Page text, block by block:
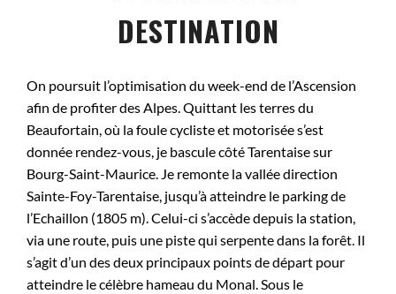
DESTINATION
On poursuit l’optimisation du week-end de l’Ascension
afin de profiter des Alpes. Quittant les terres du
Beaufortain, où la foule cycliste et motorisée s’est
donnée rendez-vous, je bascule côté Tarentaise sur
Bourg-Saint-Maurice. Je remonte la vallée direction
Sainte-Foy-Tarentaise, jusqu’à atteindre le parking de
l’Echaillon (1805 m). Celui-ci s’accède depuis la station,
via une route, puis une piste qui serpente dans la forêt. Il
s’agit d’un des deux principaux points de départ pour
atteindre le célèbre hameau du Monal. Sous le